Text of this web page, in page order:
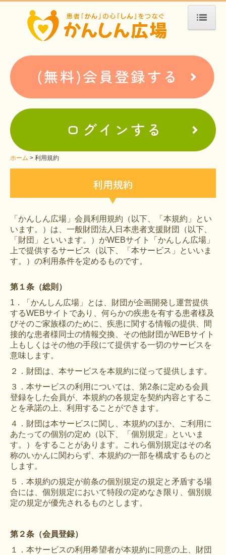
ホーム
患者会・支援団体紹介
疾患別検索
疾患分類検索
支援中ホームページ一例
患者会紹介
WEBメディアに関するコラム
文献に関するコラム
子どもに関するコラム
就労に関するコラム
お金に関するコラム
難病の日
病気と生きる広場
インタビュー一覧
医療従事者へのインタビュー
患者さんとご家族へのインタビュー
社会保障制度
難病研究班の情報発信
HAM研究班
神経免疫班
移行期医療
会員登録のメリット
ホーム 利用規約
利用規約
「かんしん広場」会員利用規約（以下、「本規約」とい
います。）は、一般財団法人日本患者支援財団（以下、
「財団」といいます。）がWEBサイト「かんしん広場」
上で提供するサービス（以下、「本サービス」といいま
す。）の利用条件を定めるものです。
第１条（総則）
1．「かんしん広場」とは、財団が企画開発し運営提供
するWEBサイトであり、何らかの疾患を有する患者様及
びそのご家族様のために、疾患に関する情報の提供、間
接的な患者様同士の情報交換、その他財団がWEBサイト
上もしくはその他の手段にて提供する一切のサービスを
意味します。
２．財団は、本サービスを本規約に従って提供します。
３．本サービスの利用については、第2条に定める会員
登録をした会員が、本規約の各規定を契約内容とするこ
とを承諾の上、利用することができます。
４．財団は本サービスに関し、本規約のほか、ご利用に
あたっての個別の定め（以下、「個別規定」といいま
す。）をすることがあります。これら個別規定はその名
称のいかんに関わらず、本規約の一部を構成するものと
します。
５．本規約の規定が前条の個別規定の規定と矛盾する場
合には、個別規定において特段の定めなき限り、個別規
定の規定が優先されるものとします。
第２条（会員登録）
１．本サービスの利用希望者が本規約に同意の上、財団